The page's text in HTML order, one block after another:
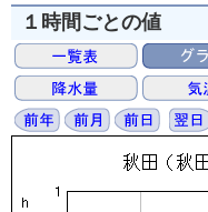
１時間ごとの値